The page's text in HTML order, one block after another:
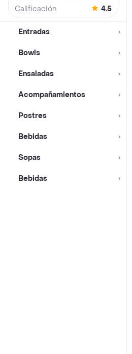
Calificación 4.5
Entradas
Bowls
Ensaladas
Acompañamientos
Postres
Bebidas
Sopas
Bebidas